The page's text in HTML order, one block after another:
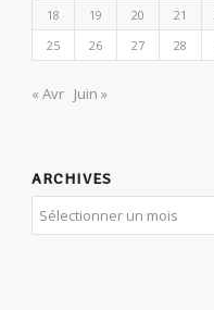
18
19 20 21
25
26 27 28
« Avr Juin »
ARCHIVES